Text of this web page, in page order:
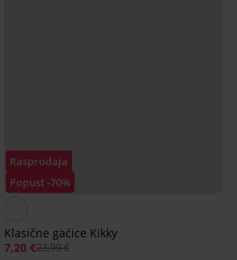
Rasprodaja
Popust -70%
Klasične gaćice Kikky
7,20 €23,99 €